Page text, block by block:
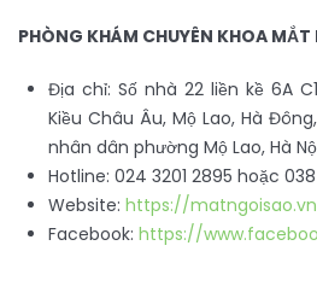
PHÒNG KHÁM CHUYÊN KHOA MẮT
Địa chỉ: Số nhà 22 liền kề 6A
Kiều Châu Âu, Mộ Lao, Hà
nhân dân phường Mộ Lao, Hà
Hotline: 024 3201 2895 hoặc
Website: https://
Facebook: https://